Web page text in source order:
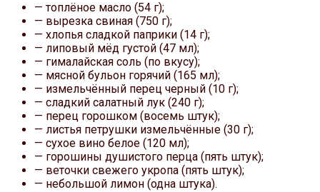
— топлёное масло (54 г);
— вырезка свиная (750 г);
— хлопья сладкой паприки (14 г);
— липовый мёд густой (47 мл);
— гималайская соль (по вкусу);
— мясной бульон горячий (165 мл);
— измельчённый перец черный (10 г);
— сладкий салатный лук (240 г);
— перец горошком (восемь штук);
— листья петрушки измельчённые (30 г);
— сухое вино белое (120 мл);
— горошины душистого перца (пять штук);
— веточки свежего укропа (пять штук);
— небольшой лимон (одна штука).